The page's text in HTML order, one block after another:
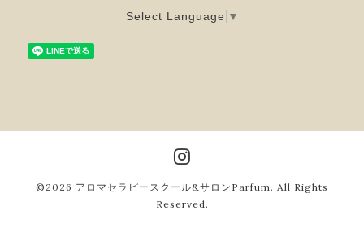
Select Language ▼
©2026 アロマセラピースクール&サロンParfum . All Rights
Reserved.